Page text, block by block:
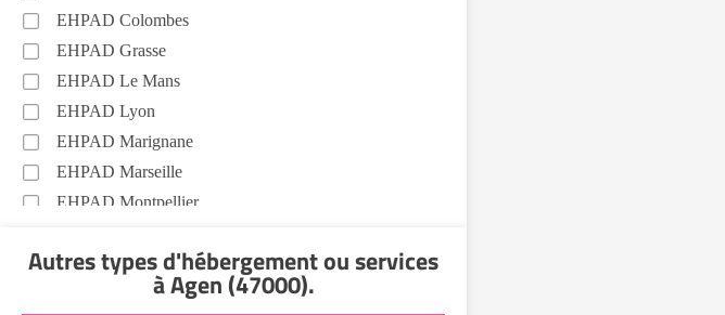
EHPAD Colombes
EHPAD Grasse
EHPAD Le Mans
EHPAD Lyon
EHPAD Marignane
EHPAD Marseille
EHPAD Montpellier
EHPAD Nice
Autres types d'hébergement ou services
à Agen (47000).